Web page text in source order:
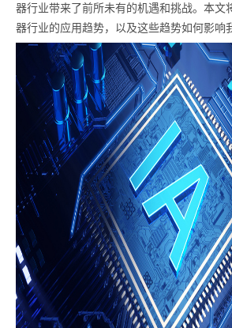
器行业带来了前所未有的机遇和挑战。本文
器行业的应用趋势，以及这些趋势如何影响